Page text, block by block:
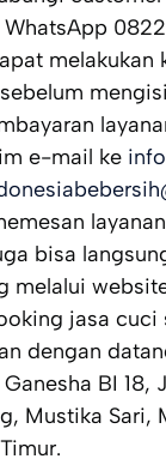
WhatsApp
melakukan
e-mail ke
bisa
melalui
jasa cuci
dengan
BI 18,
Mustika Sari,